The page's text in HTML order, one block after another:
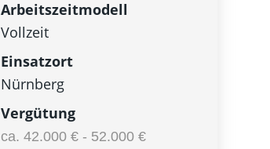
Arbeitszeitmodell
Vollzeit
Einsatzort
Nürnberg
Vergütung
ca. 42.000 € - 52.000 €